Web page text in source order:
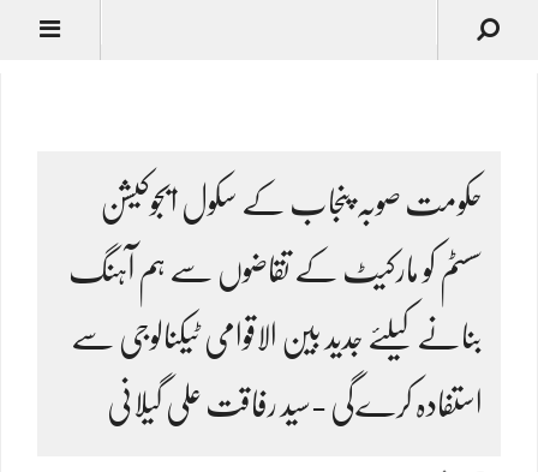
حکومت صوبہ پنجاب کے سکول ایجوکیشن
سسٹم کو مارکیٹ کے تقاضوں سے ہم آہنگ
بنانے کیلئے جدید بین الاقوامی ٹیکنالوجی سے
استفادہ کرےگی -سید رفاقت علی گیلانی